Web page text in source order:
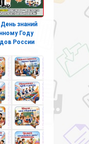
знаний
Году
России